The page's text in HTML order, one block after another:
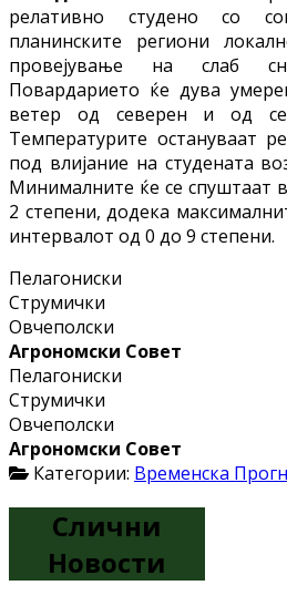
релативно студено со
планинските региони
провејување на слаб
Повардарието ќе дува
ветер од северен и од
Температурите остануваат
под влијание на студената
Минималните ќе се спуштаат
2 степени, додека
интервалот од 0 до 9 степени.
Пелагониски
Струмички
Овчеполски
Агрономски Совет
Пелагониски
Струмички
Овчеполски
Агрономски Совет
Категории: Временска
Слични
Новости